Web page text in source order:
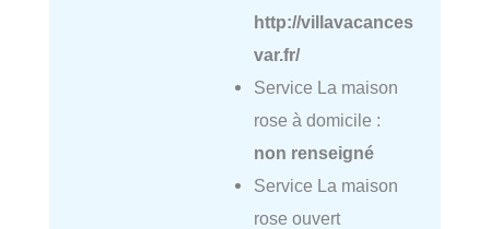
http://villavacances
var.fr/
Service La maison
rose à domicile :
non renseigné
Service La maison
rose ouvert